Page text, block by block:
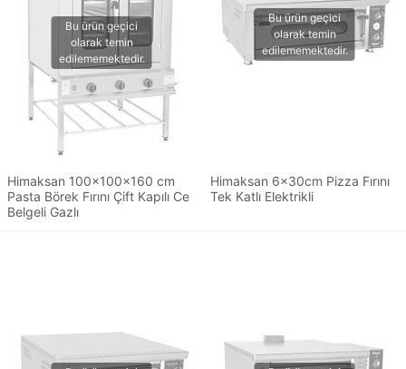
Himaksan 100x100x160 cm
Pasta Börek Fırını Çift Kapılı Ce
Belgeli Gazlı
Himaksan 6x30cm Pizza Fırını
Tek Katlı Elektrikli